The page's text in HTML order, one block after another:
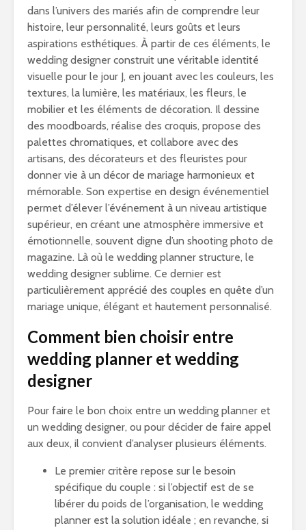
dans l’univers des mariés afin de comprendre leur
histoire, leur personnalité, leurs goûts et leurs
aspirations esthétiques. À partir de ces éléments, le
wedding designer construit une véritable identité
visuelle pour le jour J, en jouant avec les couleurs, les
textures, la lumière, les matériaux, les fleurs, le
mobilier et les éléments de décoration. Il dessine
des moodboards, réalise des croquis, propose des
palettes chromatiques, et collabore avec des
artisans, des décorateurs et des fleuristes pour
donner vie à un décor de mariage harmonieux et
mémorable. Son expertise en design événementiel
permet d’élever l’événement à un niveau artistique
supérieur, en créant une atmosphère immersive et
émotionnelle, souvent digne d’un shooting photo de
magazine. Là où le wedding planner structure, le
wedding designer sublime. Ce dernier est
particulièrement apprécié des couples en quête d’un
mariage unique, élégant et hautement personnalisé.
Comment bien choisir entre
wedding planner et wedding
designer
Pour faire le bon choix entre un wedding planner et
un wedding designer, ou pour décider de faire appel
aux deux, il convient d’analyser plusieurs éléments.
Le premier critère repose sur le besoin
spécifique du couple : si l’objectif est de se
libérer du poids de l’organisation, le wedding
planner est la solution idéale ; en revanche, si